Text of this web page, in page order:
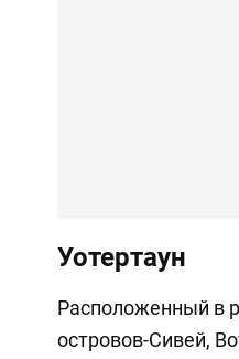
Уотертаун
Расположенный в
островов-Сивей,